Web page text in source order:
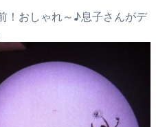
！おしゃれ～♪息子さんがデ